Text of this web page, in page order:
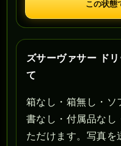
この状態
ズサーヴァサー ド
て
箱なし・箱無し・ソ
書なし・付属品なし
ただけます。写真